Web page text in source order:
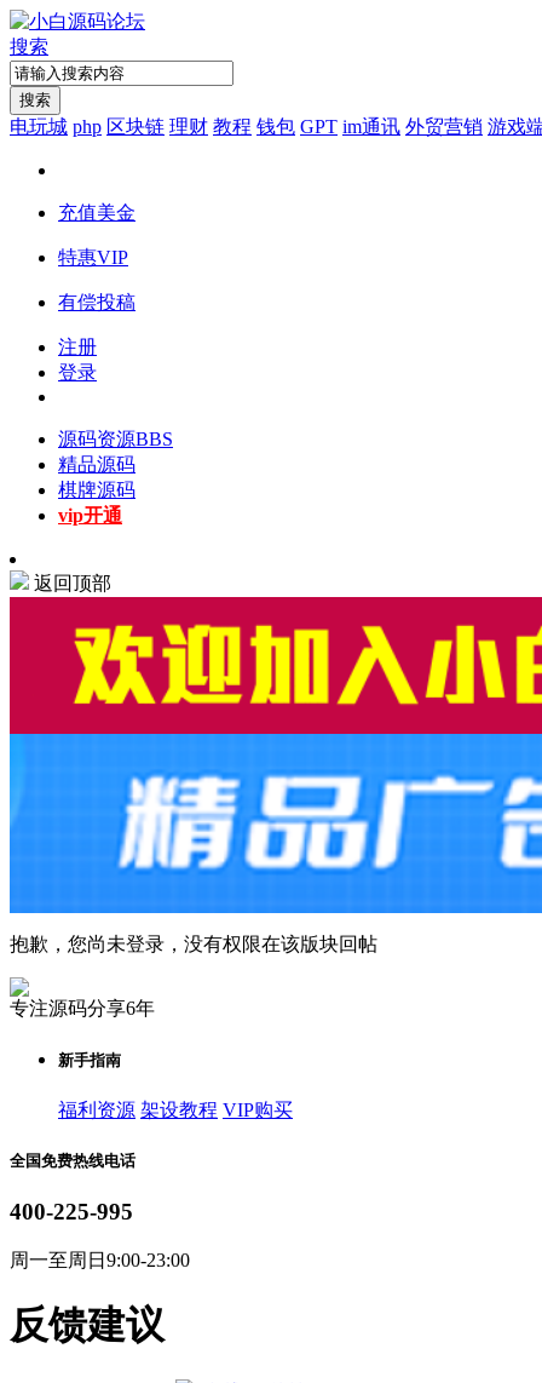
搜索
搜索
电玩城 php 区块链 理财 教程 钱包 GPT im通讯 外贸营销 游戏
充值美金
特惠VIP
有偿投稿
注册
登录
源码资源BBS
精品源码
棋牌源码
vip开通
返回顶部
抱歉，您尚未登录，没有权限在该版块回帖
专注源码分享6年
新手指南
福利资源 架设教程 VIP购买
全国免费热线电话
400-225-995
周一至周日9:00-23:00
反馈建议